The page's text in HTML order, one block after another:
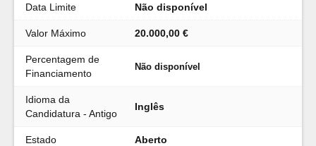
Data Limite Não disponível
Valor Máximo 20.000,00 €
Percentagem de
Financiamento
Não disponível
Idioma da
Candidatura - Antigo
Inglês
Estado Aberto